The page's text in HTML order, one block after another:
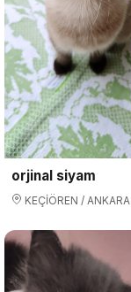
orjinal siyam
KEÇİÖREN / ANKARA